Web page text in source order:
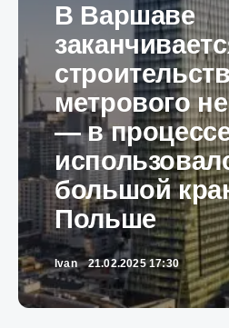
В Варшаве
метрового
— в
большой
Польше
Ivan 21.02.2025 17:30